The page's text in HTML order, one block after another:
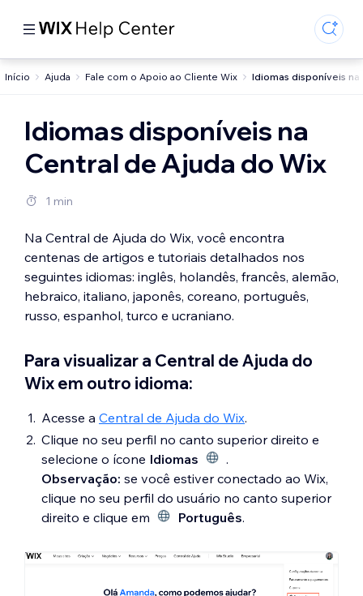
Início Ajuda Fale com o Apoio ao Cliente Wix Idiomas disponíveis
Idiomas disponíveis na
Central de Ajuda do Wix
1 min
Na Central de Ajuda do Wix, você encontra
centenas de artigos e tutoriais detalhados nos
seguintes idiomas: inglês, holandês, francês, alemão,
hebraico, italiano, japonês, coreano, português,
russo, espanhol, turco e ucraniano.
Para visualizar a Central de Ajuda do
Wix em outro idioma:
Acesse a Central de Ajuda do Wix.
Clique no seu perfil no canto superior direito e
selecione o ícone Idiomas
.
Observação: se você estiver conectado ao Wix,
clique no seu perfil do usuário no canto superior
direito e clique em
Português.